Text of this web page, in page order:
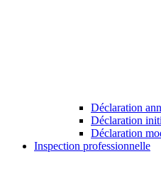
Déclaration
Déclaration
Déclaration
Inspection professionnelle